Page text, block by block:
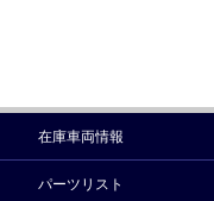
在庫車両情報
パーツリスト